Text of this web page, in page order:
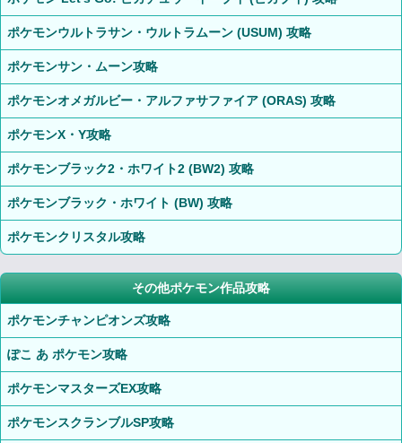
ポケモンウルトラサン・ウルトラムーン (USUM) 攻略
ポケモンサン・ムーン攻略
ポケモンオメガルビー・アルファサファイア (ORAS) 攻略
ポケモンX・Y攻略
ポケモンブラック2・ホワイト2 (BW2) 攻略
ポケモンブラック・ホワイト (BW) 攻略
ポケモンクリスタル攻略
その他ポケモン作品攻略
ポケモンチャンピオンズ攻略
ぽこ あ ポケモン攻略
ポケモンマスターズEX攻略
ポケモンスクランブルSP攻略